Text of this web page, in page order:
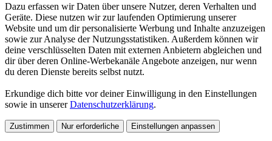
Dazu erfassen wir Daten über unsere Nutzer, deren Verhalten und
Geräte. Diese nutzen wir zur laufenden Optimierung unserer
Website und um dir personalisierte Werbung und Inhalte anzuzeigen
sowie zur Analyse der Nutzungsstatistiken. Außerdem können wir
deine verschlüsselten Daten mit externen Anbietern abgleichen und
dir über deren Online-Werbekanäle Angebote anzeigen, nur wenn
du deren Dienste bereits selbst nutzt.
Erkundige dich bitte vor deiner Einwilligung in den Einstellungen
sowie in unsererDatenschutzerklärung.
Zustimmen Nur erforderliche Einstellungen anpassen